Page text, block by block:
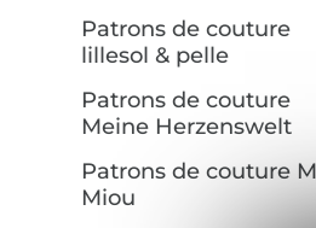
Patrons de couture
lillesol & pelle
Patrons de couture
Meine Herzenswelt
Patrons de couture
Miou